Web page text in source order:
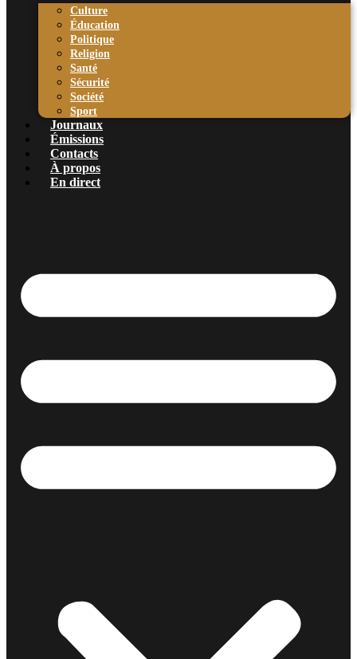
Culture
Éducation
Politique
Religion
Santé
Sécurité
Société
Sport
Journaux
Émissions
Contacts
À propos
En direct